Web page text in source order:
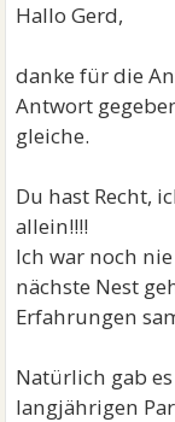
Hallo Gerd,
danke für die
Antwort
gleiche.
Du hast Recht,
allein!!!!
Ich war noch
nächste Nest
Erfahrungen
Natürlich gab
langjährigen